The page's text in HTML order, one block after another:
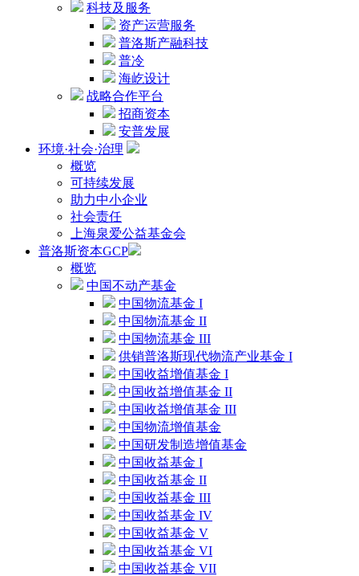
科技及服务
资产运营服务
普洛斯产融科技
普冷
海屹设计
战略合作平台
招商资本
安普发展
环境·社会·治理
概览
可持续发展
助力中小企业
社会责任
上海泉爱公益基金会
普洛斯资本GCP
概览
中国不动产基金
中国物流基金 I
中国物流基金 II
中国物流基金 III
供销普洛斯现代物流产业基金 I
中国收益增值基金 I
中国收益增值基金 II
中国收益增值基金 III
中国物流增值基金
中国研发制造增值基金
中国收益基金 I
中国收益基金 II
中国收益基金 III
中国收益基金 IV
中国收益基金 V
中国收益基金 VI
中国收益基金 VII